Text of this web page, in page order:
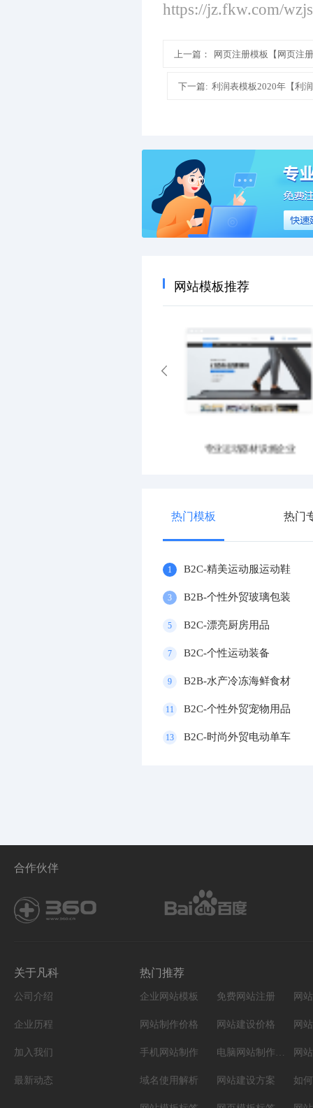
https://jz.fkw.com/
上一篇： 网页注册模板【网页注
下一篇: 利润表模板2020年【利
网站模板推荐
大气文化传媒企业
热门模板 热门
1 B2C-精美运动服运动鞋
3 B2B-个性外贸玻璃包装
5 B2C-漂亮厨房用品
7 B2C-个性运动装备
9 B2B-水产冷冻海鲜食材
11 B2C-个性外贸宠物用品
13 B2C-时尚外贸电动单车
合作伙伴
关于凡科
公司介绍
企业历程
加入我们
最新动态
热门推荐
企业网站模板 免费网站注册 网
网站制作价格 网站建设价格 网
手机网站制作 电脑网站制作设计 网
域名使用解析 网站建设方案 如